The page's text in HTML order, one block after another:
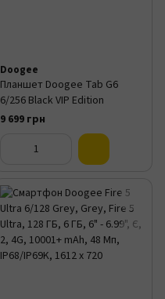
Doogee
Планшет Doogee Tab G6
6/256 Black VIP Edition
9 699 грн